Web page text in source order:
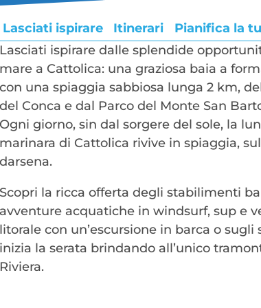
Lasciati ispirare Itinerari
Pianifica la
Lasciati ispirare dalle splendide
mare a Cattolica: una graziosa baia a
con una spiaggia sabbiosa lunga 2 km,
del Conca e dal Parco del Monte San
Ogni giorno, sin dal sorgere del sole, la
marinara di Cattolica rivive in spiaggia,
darsena.
Scopri la ricca offerta degli stabilimenti
avventure acquatiche in windsurf, sup e
litorale con un’escursione in barca o sugli
inizia la serata brindando all’unico
Riviera.